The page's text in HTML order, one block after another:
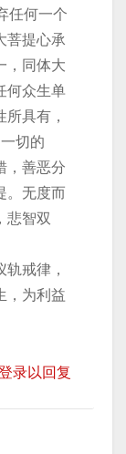
任何一个
菩提心承
，同体大
何众生单
具有，
切的
，善恶分
。无度而
悲智双
戒律，
，为利益
录以回复